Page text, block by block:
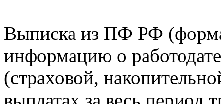
Выписка из ПФ РФ
информацию о
(страховой,
выплатах за весь период